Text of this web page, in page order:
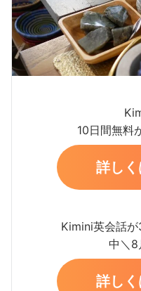
10日間無料
詳し
Kimini英会話
中＼8
詳し